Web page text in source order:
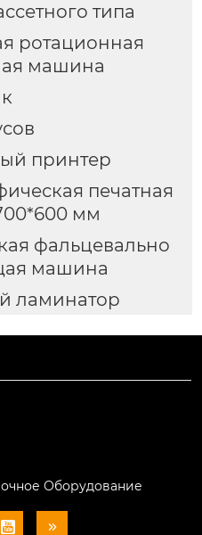
типа
ротационная
машина
принтер
печатная
мм
фальцевально
машина
ламинатор
Оборудование
 